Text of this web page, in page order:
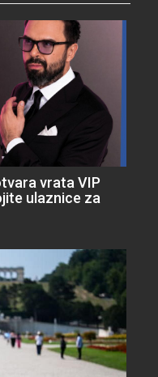
vrata VIP
ulaznice za